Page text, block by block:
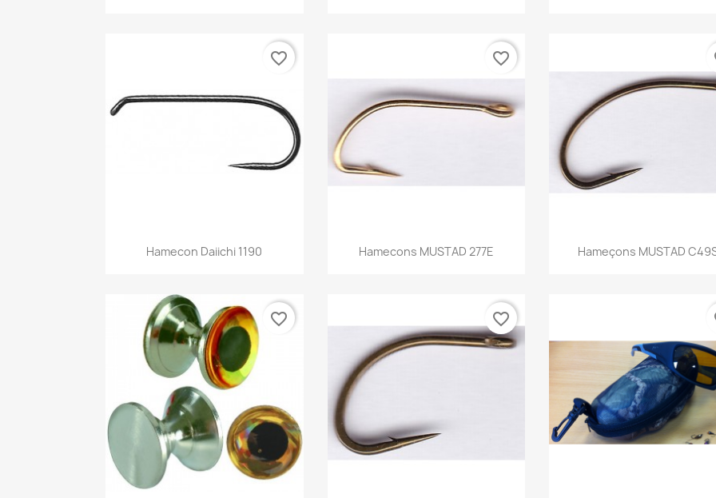
Aperçu rapide
Hamecon Daiichi 1190
favorite_border
Aperçu rapide
Hamecons MUSTAD 277E
favorite_border
Aperçu rapide
Hameçons MUSTAD
favorite_border favorite_border